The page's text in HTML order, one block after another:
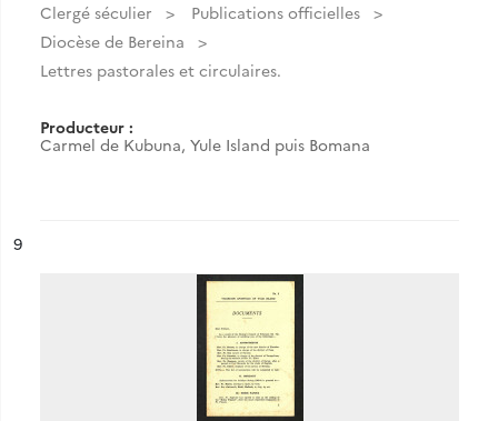
Clergé séculier
Publications officielles
Diocèse de Bereina
Lettres pastorales et circulaires.
Producteur :
Carmel de Kubuna, Yule Island puis Bomana
n°
9